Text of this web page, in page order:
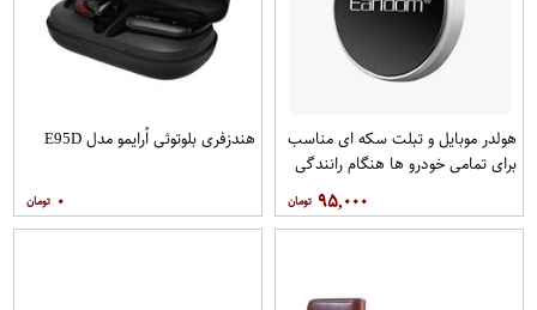
هولدر موبایل و تبلت سکه ای مناسب
برای تمامی خودرو ها هنگام رانندگی
۹۵,۰۰۰
هندزفری بلوتوثی اُرایمو مدل E95D
۰